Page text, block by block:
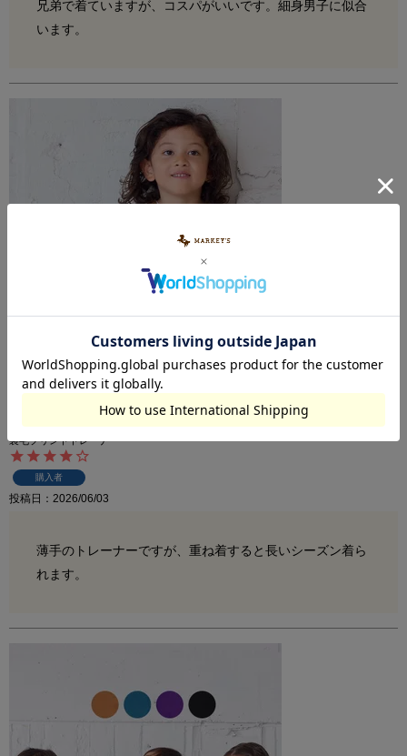
兄弟で着ていますが、コスパがいいです。細身男子に似合
います。
裏毛プリントトレーナー
購入者
投稿日 2026/06/03
薄手のトレーナーですが、重ね着すると長いシーズン着ら
れます。